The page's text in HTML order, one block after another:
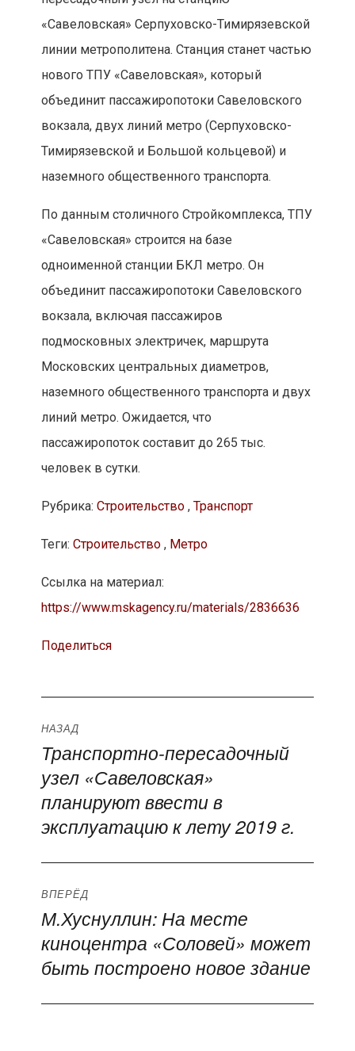
«Савеловская» Серпуховско-Тимирязевской
линии метрополитена. Станция станет частью
нового ТПУ «Савеловская», который
объединит пассажиропотоки Савеловского
вокзала, двух линий метро (Серпуховско-
Тимирязевской и Большой кольцевой) и
наземного общественного транспорта.
По данным столичного Стройкомплекса, ТПУ
«Савеловская» строится на базе
одноименной станции БКЛ метро. Он
объединит пассажиропотоки Савеловского
вокзала, включая пассажиров
подмосковных электричек, маршрута
Московских центральных диаметров,
наземного общественного транспорта и двух
линий метро. Ожидается, что
пассажиропоток составит до 265 тыс.
человек в сутки.
Рубрика: Строительство, Транспорт
Теги: Строительство, Метро
Ссылка на материал:
https://www.mskagency.ru/materials/2836636
Поделиться
Навигация
по
записям
НАЗАД
Предыдущая
запись:
Транспортно-пересадочный
узел «Савеловская»
планируют ввести в
эксплуатацию к лету 2019 г.
ВПЕРЁД
Следующая
запись:
М.Хуснуллин: На месте
киноцентра «Соловей» может
быть построено новое здание